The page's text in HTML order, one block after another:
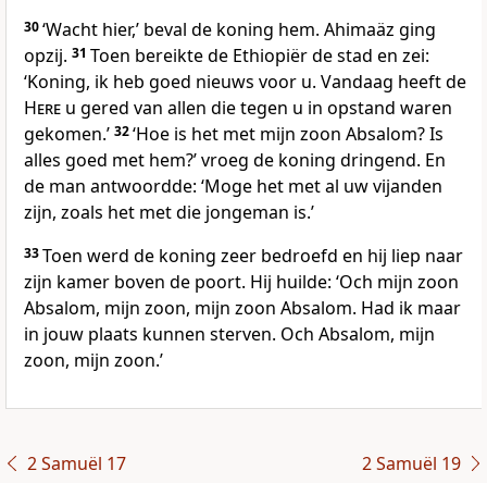
30‘Wacht hier,’ beval de koning hem. Ahimaäz ging
opzij. 31 Toen bereikte de Ethiopiër de stad en zei:
‘Koning, ik heb goed nieuws voor u. Vandaag heeft de
Here u gered van allen die tegen u in opstand waren
gekomen.’ 32‘Hoe is het met mijn zoon Absalom? Is
alles goed met hem?’ vroeg de koning dringend. En
de man antwoordde: ‘Moge het met al uw vijanden
zijn, zoals het met die jongeman is.’
33Toen werd de koning zeer bedroefd en hij liep naar
zijn kamer boven de poort. Hij huilde: ‘Och mijn zoon
Absalom, mijn zoon, mijn zoon Absalom. Had ik maar
in jouw plaats kunnen sterven. Och Absalom, mijn
zoon, mijn zoon.’
2 Samuël 17 2 Samuël 19